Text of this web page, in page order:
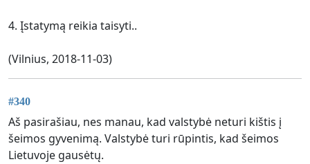
4. Įstatymą reikia taisyti..
(Vilnius, 2018-11-03)
#340
Aš pasirašiau, nes manau, kad valstybė neturi kištis į
šeimos gyvenimą. Valstybė turi rūpintis, kad šeimos
Lietuvoje gausėtų.